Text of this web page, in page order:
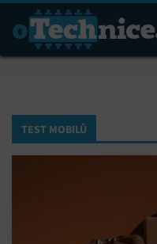
TEST MOBILŮ